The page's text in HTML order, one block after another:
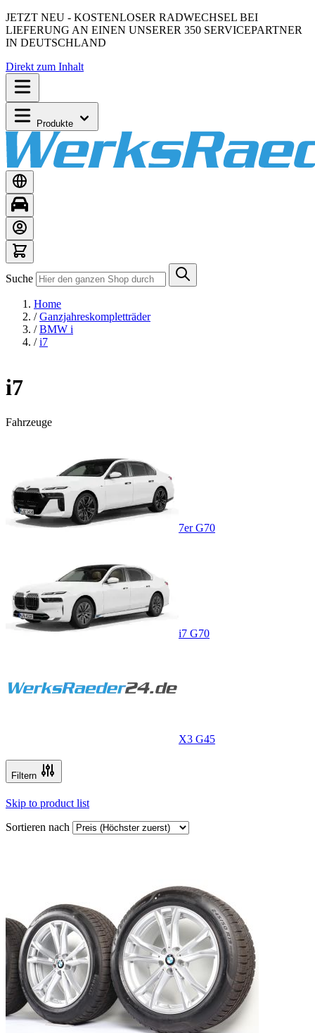
JETZT NEU - KOSTENLOSER RADWECHSEL BEI
LIEFERUNG AN EINEN UNSERER 350 SERVICEPARTNER
IN DEUTSCHLAND
Direkt zum Inhalt
Produkte
Suche
Home
/ Ganzjahreskompletträder
/ BMW i
/ i7
i7
Fahrzeuge
7er G70
i7 G70
X3 G45
Filtern
Skip to product list
Sortieren nach